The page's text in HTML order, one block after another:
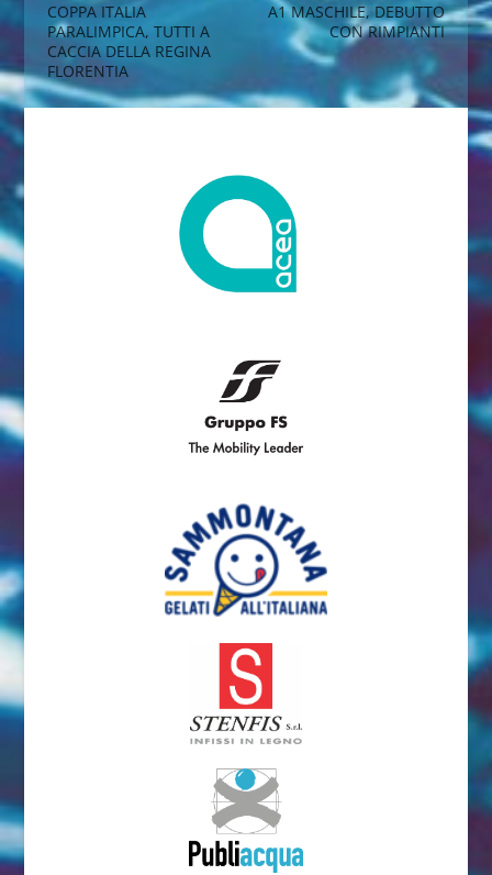
COPPA ITALIA
PARALIMPICA, TUTTI A
CACCIA DELLA REGINA
FLORENTIA
A1 MASCHILE, DEBUTTO
CON RIMPIANTI